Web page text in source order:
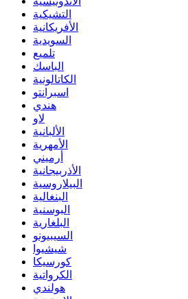
التشيكية
الأفريكانية
السويدية
تلميع
الباسك
الكاتالونية
اسبرانتو
هندي
لاو
الألبانية
الأمهرية
أرميني
الأذربيجانية
البيلاروسية
البنغالية
البوسنية
البلغارية
السيبيونو
شيشيوا
كورسيكا
الكرواتية
هولندي